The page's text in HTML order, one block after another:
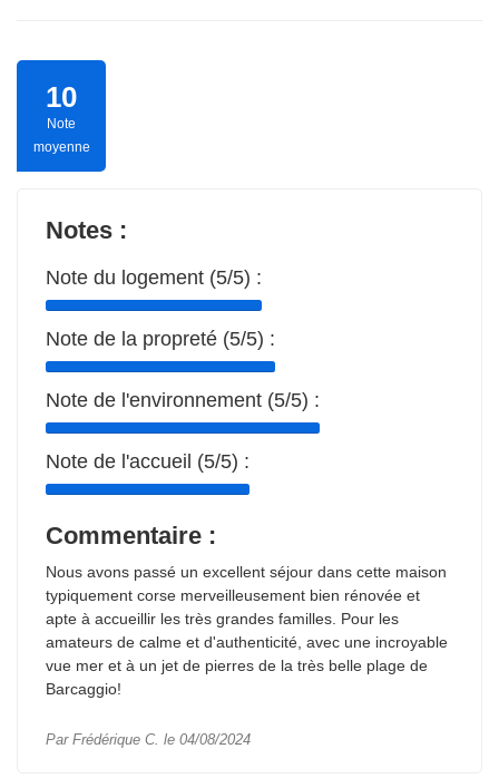
10
Note
moyenne
Notes :
Note du logement (5/5) :
Note de la propreté (5/5) :
Note de l'environnement (5/5) :
Note de l'accueil (5/5) :
Commentaire :
Nous avons passé un excellent séjour dans cette maison
typiquement corse merveilleusement bien rénovée et
apte à accueillir les très grandes familles. Pour les
amateurs de calme et d'authenticité, avec une incroyable
vue mer et à un jet de pierres de la très belle plage de
Barcaggio!
Par Frédérique C. le 04/08/2024